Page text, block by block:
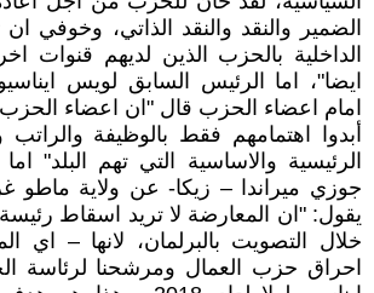
الضمير والنقد والنقد الذاتي، وخوفي ان
الداخلية بالحزب الذين لديهم قنوات
ايضا"، اما الرئيس السابق لويس
امام اعضاء الحزب قال "ان اعضاء الحزب
أبدوا اهتمامهم فقط بالوظيفة والراتب
الرئيسية والاساسية التي تهم البلد" اما
جوزي ميراندا – زيكا- عن ولاية
يقول: "ان المعارضة لا تريد اسقاط
خلال التصويت بالبرلمان، لانها – اي
احراق حزب العمال ومرشحنا لرئاسة